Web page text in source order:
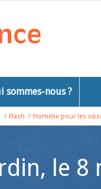
sommes-nous ?
/ Flash / Homélie pour les
le 8